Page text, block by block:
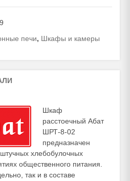
печи, Шкафы и камеры
Шкаф
расстоечный Абат
ШРТ-8-02
предназначен
хлебобулочных
общественного питания.
так и в составе